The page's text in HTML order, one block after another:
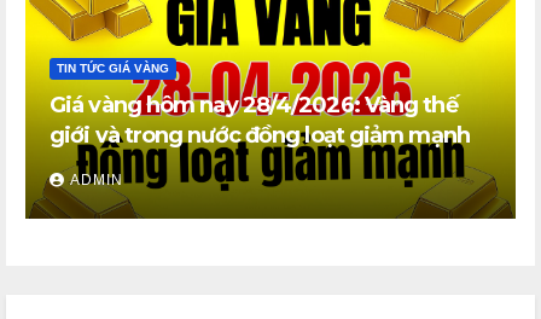
TIN TỨC GIÁ VÀNG
Giá vàng hôm nay 28/4/2026: Vàng thế
giới và trong nước đồng loạt giảm mạnh
ADMIN